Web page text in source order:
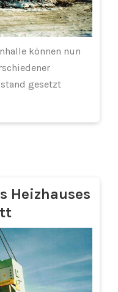
können nun
gesetzt
Heizhauses